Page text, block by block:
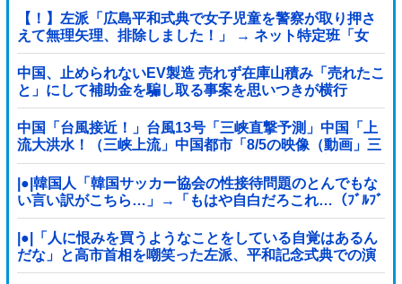
【！】左派「広島平和式典で女子児童を警察が取り押さ
えて無理矢理、排除しました！」 → ネット特定班「女
児？全学連のプロ活動家では？」
中国、止められないEV製造 売れず在庫山積み「売れたこ
と」にして補助金を騙し取る事案を思いつきが横行
中国「台風接近！」台風13号「三峡直撃予測」中国「上
流大洪水！（三峡上流」中国都市「8/5の映像（動画」三
峡ダム「緊急放流（決壊危機」中国「下流大水害（震え
声」→
|●|韓国人「韓国サッカー協会の性接待問題のとんでもな
い言い訳がこちら…」→「もはや自白だろこれ…（ﾌﾞﾙﾌﾞ
ﾙ」＝韓国の反応
|●|「人に恨みを買うようなことをしている自覚はあるん
だな」と高市首相を嘲笑った左派、平和記念式典での演
説にケチを付けるも……